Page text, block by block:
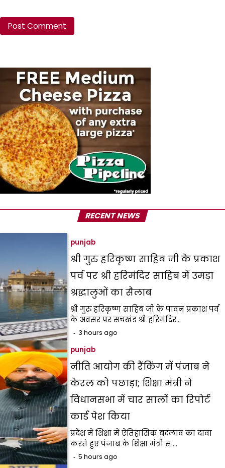
RECENT NEWS
punjab
श्री गुरु हरिकृष्ण साहिब जी के प्रकाश
पर्व पर श्री हरिमंदिर साहिब में उमड़ा
श्रद्धालुओं का सैलाब
श्री गुरु हरिकृष्ण साहिब जी के पावन प्रकाश पर्व
के अवसर पर सचखंड श्री हरिमंदिर…
3 hours ago
punjab
नीति आयोग की रैंकिंग में पंजाब ने
केरल को पछाड़ा; शिक्षा मंत्री ने
विधानसभा में चार सालों का रिपोर्ट
कार्ड पेश किया
प्रदेश में शिक्षा में ऐतिहासिक बदलाव का दावा
करते हुए पंजाब के शिक्षा मंत्री स.…
5 hours ago